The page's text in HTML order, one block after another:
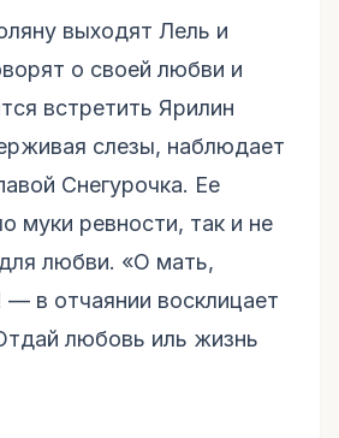
выходят Лель и
о своей любви и
встретить Ярилин
слезы, наблюдает
Снегурочка. Ее
муки ревности, так и не
любви. «О мать,
— в отчаянии восклицает
любовь иль жизнь